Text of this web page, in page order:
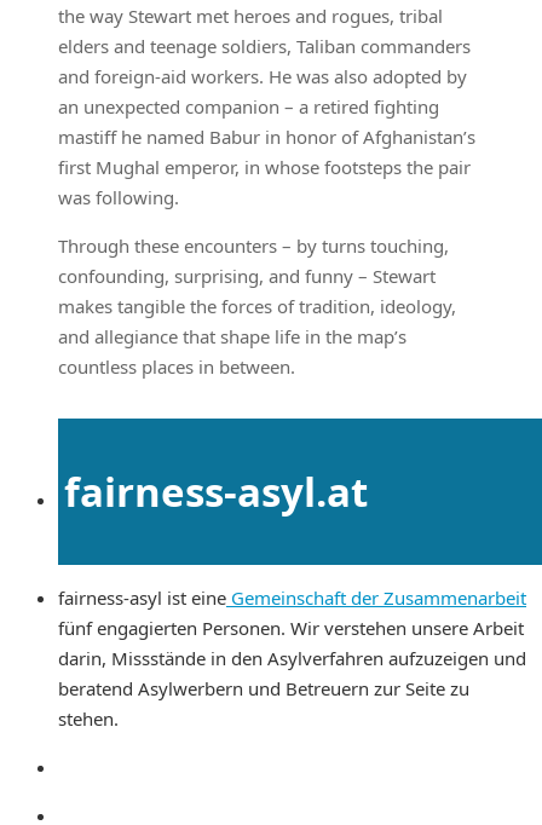
the way Stewart met heroes and rogues, tribal
elders and teenage soldiers, Taliban commanders
and foreign-aid workers. He was also adopted by
an unexpected companion – a retired fighting
mastiff he named Babur in honor of Afghanistan’s
first Mughal emperor, in whose footsteps the pair
was following.
Through these encounters – by turns touching,
confounding, surprising, and funny – Stewart
makes tangible the forces of tradition, ideology,
and allegiance that shape life in the map’s
countless places in between.
fairness-asyl.at
fairness-asyl ist eine Gemeinschaft der Zusammenarbeit
fünf engagierten Personen. Wir verstehen unsere Arbeit
darin, Missstände in den Asylverfahren aufzuzeigen und
beratend Asylwerbern und Betreuern zur Seite zu
stehen.